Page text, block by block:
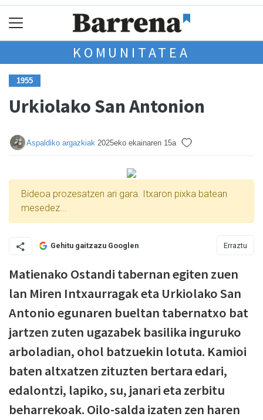
KOMUNITATEA
1955
Urkiolako San Antonion
Aspaldiko argazkiak 2025eko ekainaren 15a
Bideoa prozesatzen ari gara. Itxaron pixka batean
mesedez...
Gehitu gaitzazu Googlen Erraztu
Matienako Ostandi tabernan egiten zuen
lan Miren Intxaurragak eta Urkiolako San
Antonio egunaren bueltan tabernatxo bat
jartzen zuten ugazabek basilika inguruko
arboladian, ohol batzuekin lotuta. Kamioi
baten altxatzen zituzten bertara edari,
edalontzi, lapiko, su, janari eta zerbitu
beharrekoak. Oilo-salda izaten zen haren